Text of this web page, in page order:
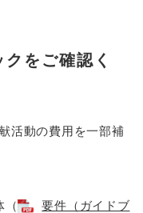
をご確認く
活動の費用を一部補
（
要件（ガイドブ